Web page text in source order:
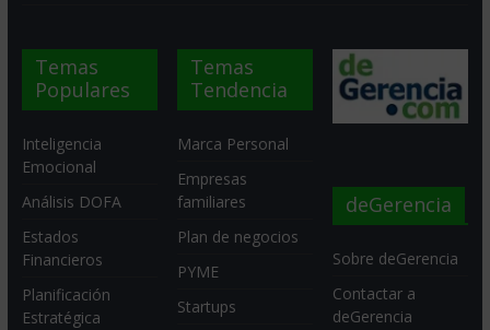
Temas
Populares
Inteligencia
Emocional
Análisis DOFA
Estados
Financieros
Planificación
Estratégica
Temas
Tendencia
Marca Personal
Empresas
familiares
Plan de negocios
PYME
Startups
deGerencia
Sobre deGerencia
Contactar a
deGerencia